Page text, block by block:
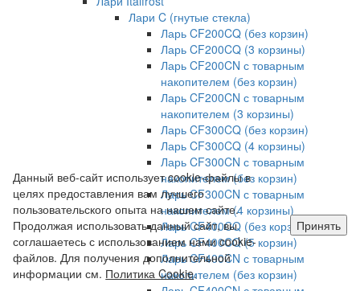
Лари C (гнутые стекла)
Ларь CF200CQ (без корзин)
Ларь CF200CQ (3 корзины)
Ларь CF200CN с товарным
накопителем (без корзин)
Ларь CF200CN с товарным
накопителем (3 корзины)
Ларь CF300CQ (без корзин)
Ларь CF300CQ (4 корзины)
Ларь CF300CN с товарным
накопителем (без корзин)
Ларь CF300CN с товарным
накопителем (4 корзины)
Ларь CF400CQ (без корзин)
Ларь CF400CQ (5 корзин)
Ларь CF400CN с товарным
накопителем (без корзин)
Данный веб-сайт использует cookie-файлы в
целях предоставления вам лучшего
пользовательского опыта на нашем сайте.
Продолжая использовать данный сайт, вы
соглашаетесь с использованием нами cookie-
файлов. Для получения дополнительной
информации см. Политика Cookie.
Принять